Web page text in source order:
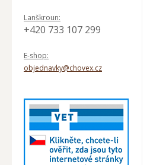
Lanškroun:
+420 733 107 299
E-shop:
objednavky@chovex.cz